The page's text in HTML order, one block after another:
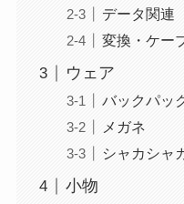
データ関連
変換・ケー
ウェア
バックパッ
メガネ
シャカシャ
小物